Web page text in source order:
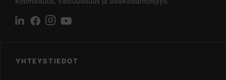
YHTEYSTIEDOT